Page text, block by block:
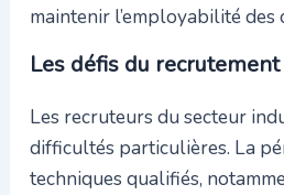
maintenir l’employabilité des
Les défis du
Les recruteurs du secteur
difficultés particulières. La
techniques qualifiés,